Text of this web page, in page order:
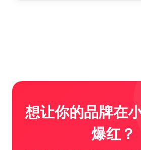
想让你的品牌在
爆红？